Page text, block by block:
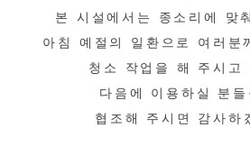
본 시설에서는 종소리에 맞
아침 예절의 일환으로​ 여러분
청소 작업을 해 주시고
다음에 이용하실 분들
협조해 주시면 감사하